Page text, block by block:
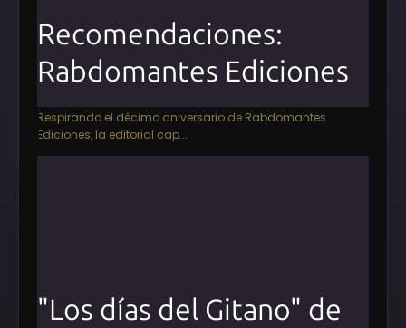
Recomendaciones:
Rabdomantes Ediciones
Respirando el décimo aniversario de Rabdomantes
Ediciones, la editorial cap...
"Los días del Gitano" de